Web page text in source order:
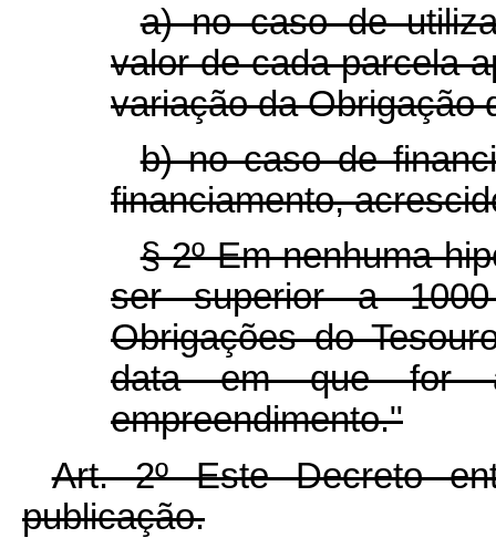
a) no caso de
valor de cada parcela
variação da Obrigação
b) no caso de
financiamento,
§ 2º Em nenhuma
ser superior a
Obrigações do
data em que for
empreendimento."
Art. 2º Este Decreto
publicação.